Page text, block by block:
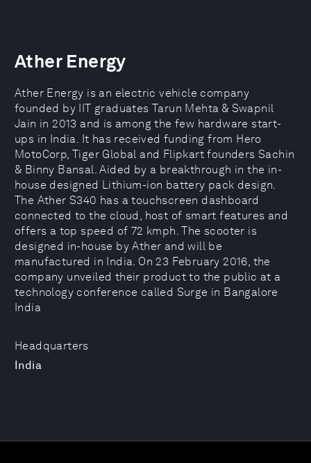
Headquarters
India
Ather Energy
Ather Energy is an electric vehicle company
founded by IIT graduates Tarun Mehta & Swapnil
Jain in 2013 and is among the few hardware start-
ups in India. It has received funding from Hero
MotoCorp, Tiger Global and Flipkart founders Sachin
& Binny Bansal. Aided by a breakthrough in the in-
house designed Lithium-ion battery pack design.
The Ather S340 has a touchscreen dashboard
connected to the cloud, host of smart features and
offers a top speed of 72 kmph. The scooter is
designed in-house by Ather and will be
manufactured in India. On 23 February 2016, the
company unveiled their product to the public at a
technology conference called Surge in Bangalore
India